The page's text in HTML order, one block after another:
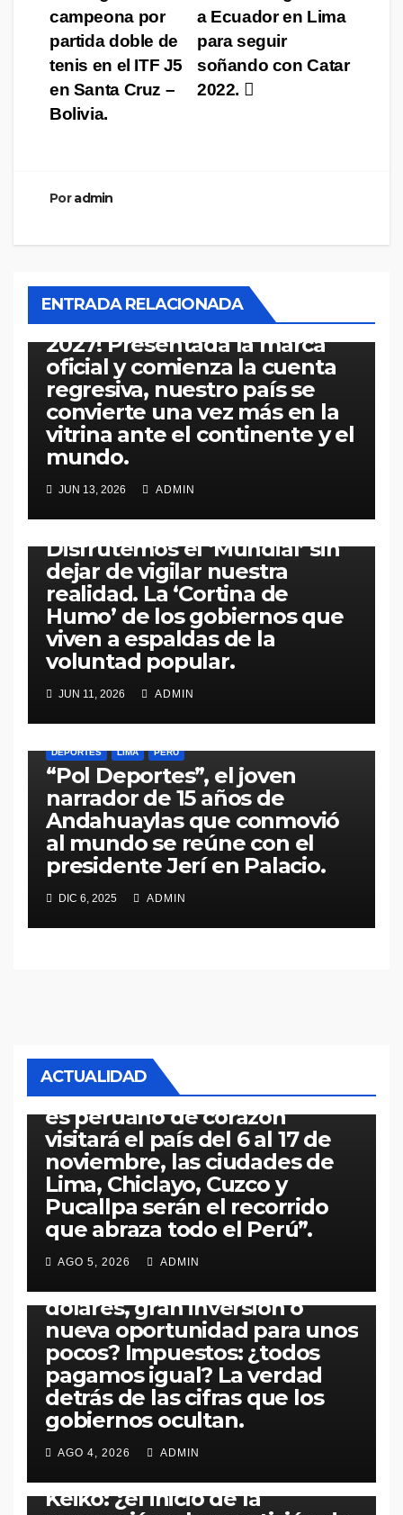
a Ecuador en Lima
para seguir
soñando con Catar
2022.
campeona por
partida doble de
tenis en el ITF J5
en Santa Cruz –
Bolivia.
Poradmin
ENTRADA RELACIONADA
¡Juegos Panamericanos y
Parapanamericanos Lima
2027! Presentada la marca
oficial y comienza la cuenta
regresiva, nuestro país se
convierte una vez más en la
vitrina ante el continente y el
mundo.​
JUN 13, 2026 ADMIN
Copa Mundial de la FIFA
2026: ¿Fiesta o distracción?
Disfrutemos el ‘Mundial’ sin
dejar de vigilar nuestra
realidad. La ‘Cortina de
Humo’ de los gobiernos que
viven a espaldas de la
voluntad popular.
JUN 11, 2026 ADMIN
DEPORTES LIMA PERÚ
“Pol Deportes”, el joven
narrador de 15 años de
Andahuaylas que conmovió
al mundo se reúne con el
presidente Jerí en Palacio.
DIC 6, 2025 ADMIN
ACTUALIDAD
¡Papa León XIV Regresa a
Casa! “El Sumo Pontífice que
es peruano de corazón
visitará el país del 6 al 17 de
noviembre, las ciudades de
Lima, Chiclayo, Cuzco y
Pucallpa serán el recorrido
que abraza todo el Perú”.​
AGO 5, 2026 ADMIN
ECONOMÍA PERÚ POLÍTICA
Inversión de Arca
Continental Lindley en
dólares, gran inversión o
nueva oportunidad para unos
pocos? Impuestos: ¿todos
pagamos igual? La verdad
detrás de las cifras que los
gobiernos ocultan.
AGO 4, 2026 ADMIN
PERÚ POLÍTICA
«La Sombra del Primer
Keiko: ¿el inicio de la